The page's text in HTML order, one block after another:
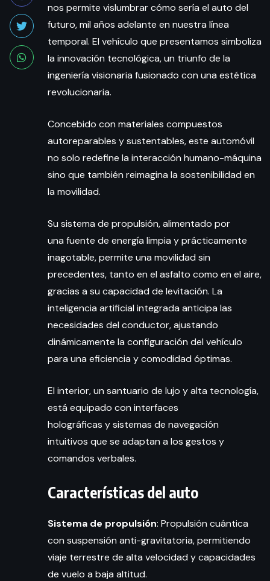
nos permite vislumbrar cómo sería el auto del
futuro, mil años adelante en nuestra línea
temporal. El vehículo que presentamos simboliza
la innovación tecnológica, un triunfo de la
ingeniería visionaria fusionado con una estética
revolucionaria.
Concebido con materiales compuestos
autoreparables y sustentables, este automóvil
no solo redefine la interacción humano-máquina
sino que también reimagina la sostenibilidad en
la movilidad.
Su sistema de propulsión, alimentado por
una fuente de energía limpia y prácticamente
inagotable, permite una movilidad sin
precedentes, tanto en el asfalto como en el aire,
gracias a su capacidad de levitación. La
inteligencia artificial integrada anticipa las
necesidades del conductor, ajustando
dinámicamente la configuración del vehículo
para una eficiencia y comodidad óptimas.
El interior, un santuario de lujo y alta tecnología,
está equipado con interfaces
holográficas y sistemas de navegación
intuitivos que se adaptan a los gestos y
comandos verbales.
Características del auto
Sistema de propulsión: Propulsión cuántica
con suspensión anti-gravitatoria, permitiendo
viaje terrestre de alta velocidad y capacidades
de vuelo a baja altitud.